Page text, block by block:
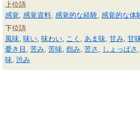
上位語
感覚 感覚資料 感覚的な経験 感覚的な体
下位語
風味 味い 味わい こく あま味 甘み 甘
憂き目
苦み 苦味 怨み 苦さ しょっぱさ
味 渋み